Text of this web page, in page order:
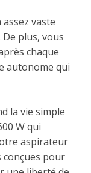
vaste
plus, vous
chaque
autonome qui
la vie simple
W qui
aspirateur
conçues pour